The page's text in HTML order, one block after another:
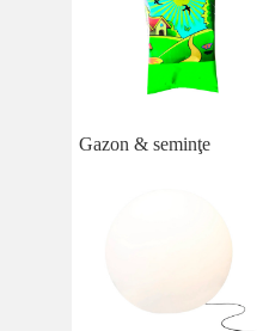
Gazon & seminţe